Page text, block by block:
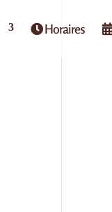
Horaires